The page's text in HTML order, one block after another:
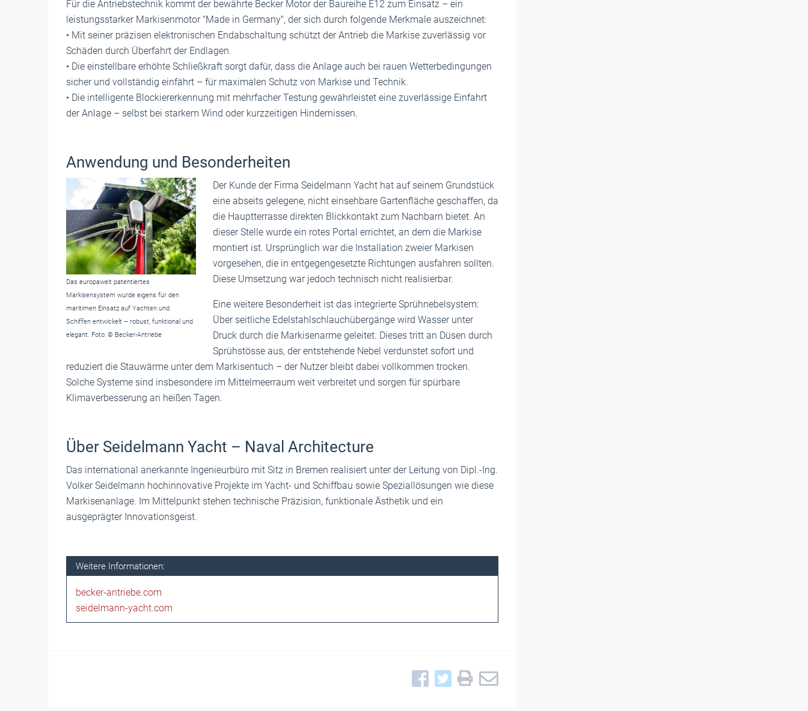
Für die Antriebstechnik kommt der bewährte Becker Motor der Baureihe E12 zum Einsatz – ein
leistungsstarker Markisenmotor "Made in Germany", der sich durch folgende Merkmale auszeichnet:
• Mit seiner präzisen elektronischen Endabschaltung schützt der Antrieb die Markise zuverlässig vor
Schäden durch Überfahrt der Endlagen.
• Die einstellbare erhöhte Schließkraft sorgt dafür, dass die Anlage auch bei rauen Wetterbedingungen
sicher und vollständig einfährt – für maximalen Schutz von Markise und Technik.
• Die intelligente Blockiererkennung mit mehrfacher Testung gewährleistet eine zuverlässige Einfahrt
der Anlage – selbst bei starkem Wind oder kurzzeitigen Hindernissen.
Anwendung und Besonderheiten
Das europaweit patentiertes
Markisensystem wurde eigens für den
maritimen Einsatz auf Yachten und
Schiffen entwickelt – robust, funktional und
elegant. Foto: © Becker-Antriebe
Der Kunde der Firma Seidelmann Yacht hat auf seinem Grundstück
eine abseits gelegene, nicht einsehbare Gartenfläche geschaffen, da
die Hauptterrasse direkten Blickkontakt zum Nachbarn bietet. An
dieser Stelle wurde ein rotes Portal errichtet, an dem die Markise
montiert ist. Ursprünglich war die Installation zweier Markisen
vorgesehen, die in entgegengesetzte Richtungen ausfahren sollten.
Diese Umsetzung war jedoch technisch nicht realisierbar.
Eine weitere Besonderheit ist das integrierte Sprühnebelsystem:
Über seitliche Edelstahlschlauchübergänge wird Wasser unter
Druck durch die Markisenarme geleitet. Dieses tritt an Düsen durch
Sprühstösse aus, der entstehende Nebel verdunstet sofort und
reduziert die Stauwärme unter dem Markisentuch – der Nutzer bleibt dabei vollkommen trocken.
Solche Systeme sind insbesondere im Mittelmeerraum weit verbreitet und sorgen für spürbare
Klimaverbesserung an heißen Tagen.
Über Seidelmann Yacht – Naval Architecture
Das international anerkannte Ingenieurbüro mit Sitz in Bremen realisiert unter der Leitung von Dipl.-Ing.
Volker Seidelmann hochinnovative Projekte im Yacht- und Schiffbau sowie Speziallösungen wie diese
Markisenanlage. Im Mittelpunkt stehen technische Präzision, funktionale Ästhetik und ein
ausgeprägter Innovationsgeist.
Weitere Informationen:
becker-antriebe.com
seidelmann-yacht.com